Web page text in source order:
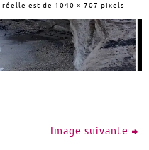
est de 1040 × 707 pixels
Image suivante